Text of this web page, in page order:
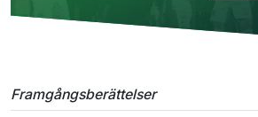
Framgångsberättelser